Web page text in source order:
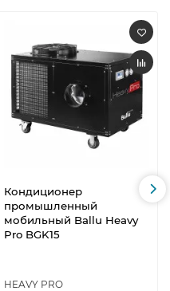
Кондиционер
промышленный
мобильный Ballu Heavy
Pro BGK15
HEAVY PRO